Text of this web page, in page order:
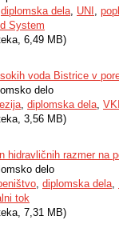
diplomska dela, UNI ,
System
6,49 MB)
voda Bistrice v
delo
, diplomska dela, VKI
3,56 MB)
hidravličnih razmer na
delo
, diplomska dela,
tok
7,31 MB)